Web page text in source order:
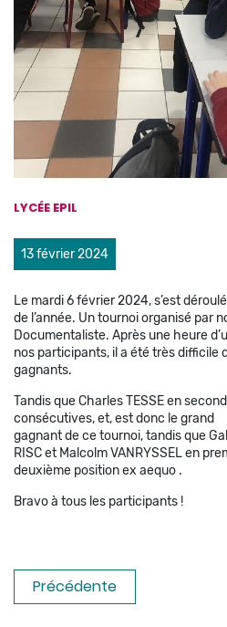
LYCÉE EPIL
13 février 2024
Le mardi 6 février 2024, s’est
de l’année. Un tournoi organisé par
Documentaliste. Après une heure
nos participants, il a été très difficile
gagnants.
Tandis que Charles TESSE en
consécutives, et, est donc le grand
gagnant de ce tournoi, tandis que
RISC et Malcolm VANRYSSEL en
deuxième position ex aequo .
Bravo à tous les participants !
Précédente